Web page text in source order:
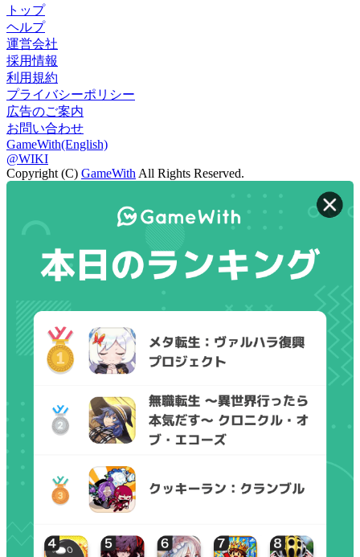
トップ
ヘルプ
運営会社
採用情報
利用規約
プライバシーポリシー
広告のご案内
お問い合わせ
GameWith(English)
@WIKI
Copyright (C) GameWith All Rights Reserved.